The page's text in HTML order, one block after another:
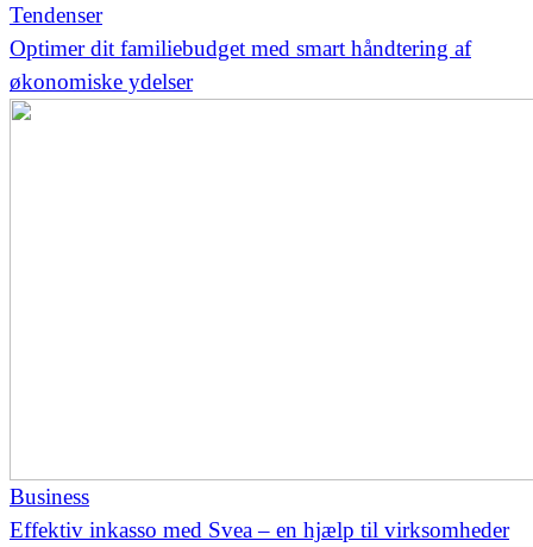
Tendenser
Optimer dit familiebudget med smart håndtering af
økonomiske ydelser
Business
​Effektiv inkasso med Svea – en hjælp til virksomheder